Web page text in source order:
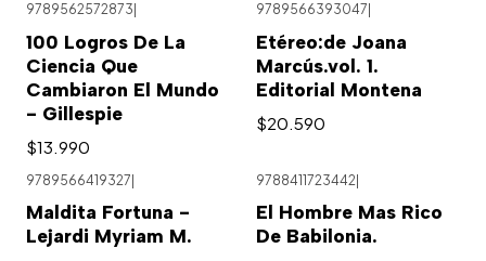
9789562572873
100 Logros De La
Ciencia Que
Cambiaron El Mundo
- Gillespie
$13.990
9789566393047
Etéreo:de Joana
Marcús.vol. 1.
Editorial Montena
$20.590
9789566419327|
Maldita Fortuna -
Lejardi Myriam M.
9788411723442|
El Hombre Mas Rico
De Babilonia.